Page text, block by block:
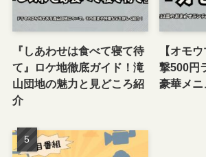
『しあわせは食べて寝て待
て』ロケ地徹底ガイド！滝
山団地の魅力と見どころ紹
介
【オモ
撃500円
豪華メニ